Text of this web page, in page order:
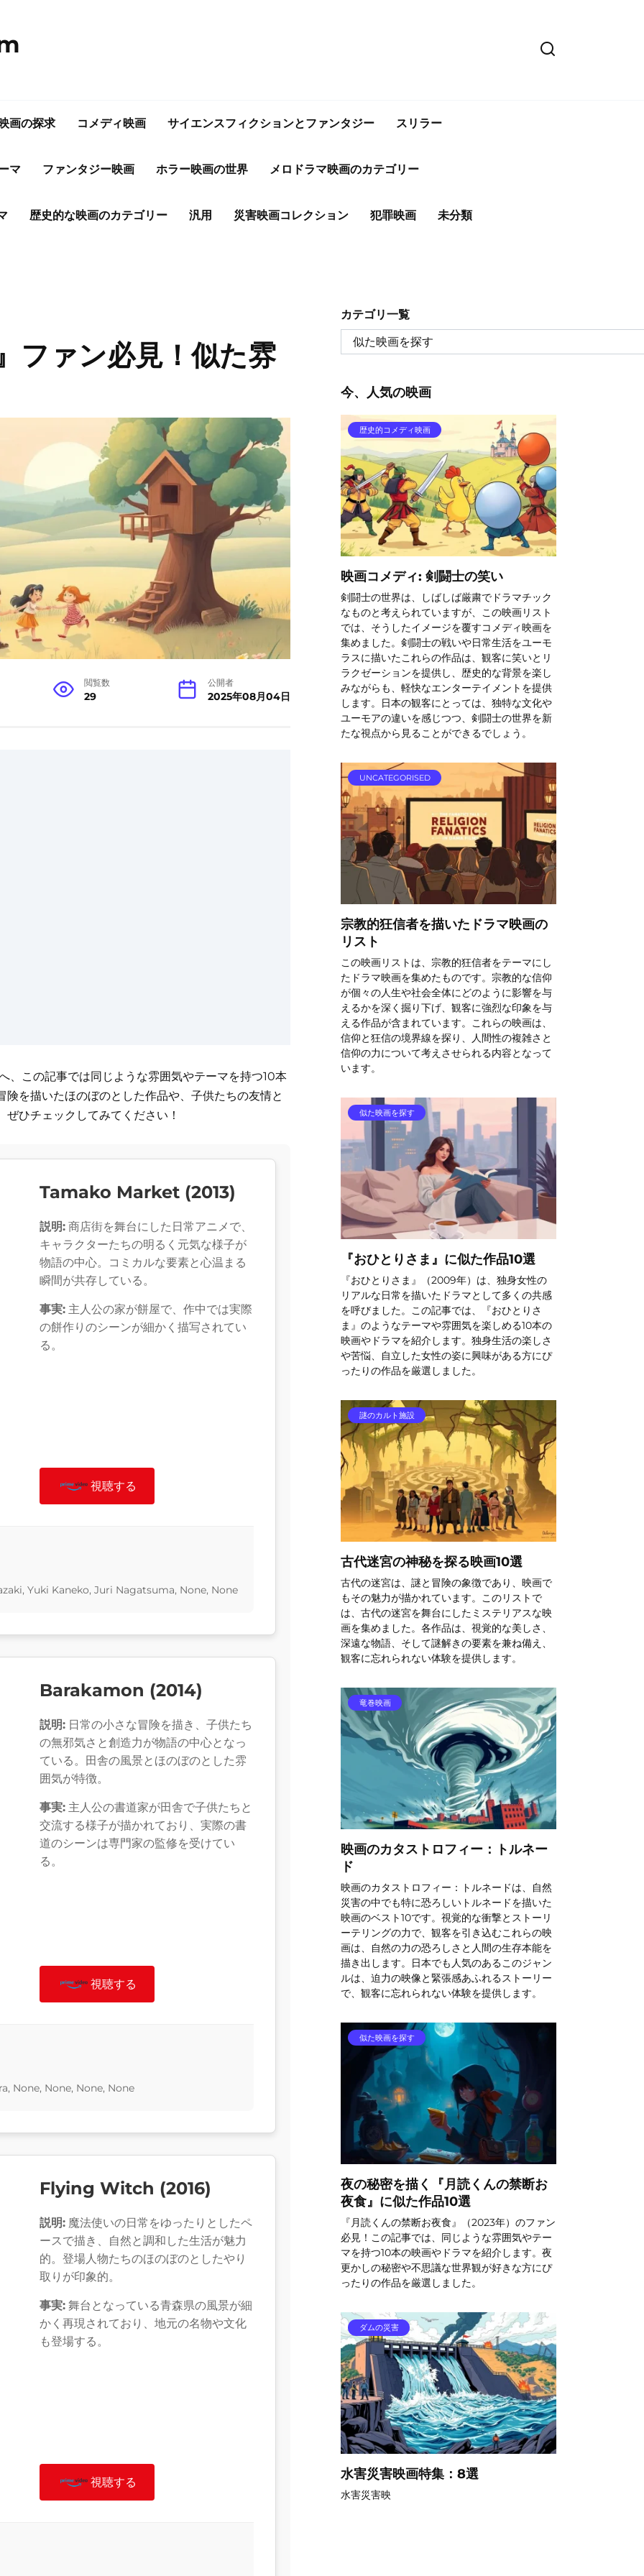
画の探求 コメディ映画 サイエンスフィクションとファンタジー スリラー
マ ファンタジー映画 ホラー映画の世界 メロドラマ映画のカテゴリー
歴史的な映画のカテゴリー 汎用 災害映画コレクション 犯罪映画 未分類
ファン必見！似た雰
閲覧数
29
公開者
2025年08月04日
、この記事では同じような雰囲気やテーマを持つ10本
を描いたほのぼのとした作品や、子供たちの友情と
ひチェックしてみてください！
Tamako Market (2013)
説明: 商店街を舞台にした日常アニメで、
キャラクターたちの明るく元気な様子が
物語の中心。コミカルな要素と心温まる
瞬間が共存している。
事実: 主人公の家が餅屋で、作中では実際
の餅作りのシーンが細かく描写されてい
る。
視聴する
Yuki Kaneko, Juri Nagatsuma, None, None
Barakamon (2014)
説明: 日常の小さな冒険を描き、子供たち
の無邪気さと創造力が物語の中心となっ
ている。田舎の風景とほのぼのとした雰
囲気が特徴。
事実: 主人公の書道家が田舎で子供たちと
交流する様子が描かれており、実際の書
道のシーンは専門家の監修を受けてい
る。
視聴する
None, None, None, None
Flying Witch (2016)
説明: 魔法使いの日常をゆったりとしたペ
ースで描き、自然と調和した生活が魅力
的。登場人物たちのほのぼのとしたやり
取りが印象的。
事実: 舞台となっている青森県の風景が細
かく再現されており、地元の名物や文化
も登場する。
視聴する
カテゴリ一覧
今、人気の映画
歴史的コメディ映画
映画コメディ: 剣闘士の笑い
剣闘士の世界は、しばしば厳粛でドラマチック
なものと考えられていますが、この映画リスト
では、そうしたイメージを覆すコメディ映画を
集めました。剣闘士の戦いや日常生活をユーモ
ラスに描いたこれらの作品は、観客に笑いとリ
ラクゼーションを提供し、歴史的な背景を楽し
みながらも、軽快なエンターテイメントを提供
します。日本の観客にとっては、独特な文化や
ユーモアの違いを感じつつ、剣闘士の世界を新
たな視点から見ることができるでしょう。
UNCATEGORISED
宗教的狂信者を描いたドラマ映画の
リスト
この映画リストは、宗教的狂信者をテーマにし
たドラマ映画を集めたものです。宗教的な信仰
が個々の人生や社会全体にどのように影響を与
えるかを深く掘り下げ、観客に強烈な印象を与
える作品が含まれています。これらの映画は、
信仰と狂信の境界線を探り、人間性の複雑さと
信仰の力について考えさせられる内容となって
います。
似た映画を探す
『おひとりさま』に似た作品10選
『おひとりさま』（2009年）は、独身女性の
リアルな日常を描いたドラマとして多くの共感
を呼びました。この記事では、『おひとりさ
ま』のようなテーマや雰囲気を楽しめる10本の
映画やドラマを紹介します。独身生活の楽しさ
や苦悩、自立した女性の姿に興味がある方にぴ
ったりの作品を厳選しました。
謎のカルト施設
古代迷宮の神秘を探る映画10選
古代の迷宮は、謎と冒険の象徴であり、映画で
もその魅力が描かれています。このリストで
は、古代の迷宮を舞台にしたミステリアスな映
画を集めました。各作品は、視覚的な美しさ、
深遠な物語、そして謎解きの要素を兼ね備え、
観客に忘れられない体験を提供します。
竜巻映画
映画のカタストロフィー：トルネー
ド
映画のカタストロフィー：トルネードは、自然
災害の中でも特に恐ろしいトルネードを描いた
映画のベスト10です。視覚的な衝撃とストーリ
ーテリングの力で、観客を引き込むこれらの映
画は、自然の力の恐ろしさと人間の生存本能を
描き出します。日本でも人気のあるこのジャン
ルは、迫力の映像と緊張感あふれるストーリー
で、観客に忘れられない体験を提供します。
似た映画を探す
夜の秘密を描く『月読くんの禁断お
夜食』に似た作品10選
『月読くんの禁断お夜食』（2023年）のファン
必見！この記事では、同じような雰囲気やテー
マを持つ10本の映画やドラマを紹介します。夜
更かしの秘密や不思議な世界観が好きな方にぴ
ったりの作品を厳選しました。
ダムの災害
水害災害映画特集：8選
水害災害映